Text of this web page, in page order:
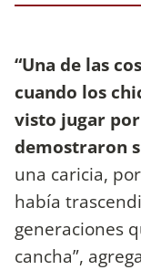
“Una de las
cuando los
visto jugar
demostraron
una caricia,
había
generaciones
cancha”,